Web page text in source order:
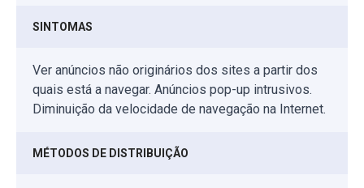
SINTOMAS
Ver anúncios não originários dos sites a partir dos
quais está a navegar. Anúncios pop-up intrusivos.
Diminuição da velocidade de navegação na Internet.
MÉTODOS DE DISTRIBUIÇÃO